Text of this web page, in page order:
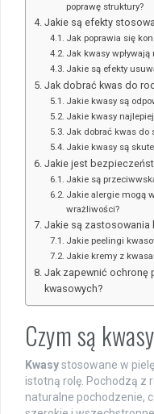
poprawę struktury?
Jakie są efekty
Jak poprawia się
Jak kwasy
Jakie są efekty
Jak dobrać kwas do
Jakie kwasy są
Jakie kwasy
Jak dobrać kwas do
Jakie kwasy są
Jakie jest
Jakie są
Jakie alergie mogą
wrażliwości?
Jakie są zastosowania
Jakie peelingi
Jakie kremy z
Jak zapewnić ochronę
kwasowych?
Czym są
Kwasystosowane w
istotną rolę. Pochodzą z
naturalne pochodzenie,